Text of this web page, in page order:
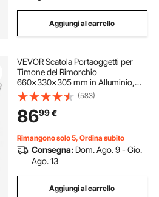
Aggiungi al carrello
VEVOR Scatola Portaoggetti per
Timone del Rimorchio
660x330x305 mm in Alluminio,
Cassone Portautensili con Serratura
per Rimorchio Capacità di Carico
50 kg Scatola di Stoccaggio per
Attrezzi, Nero
(583)
8699€
Rimangono solo 5, Ordina subito
Consegna: Dom. Ago. 9 - Gio.
Ago. 13
Aggiungi al carrello